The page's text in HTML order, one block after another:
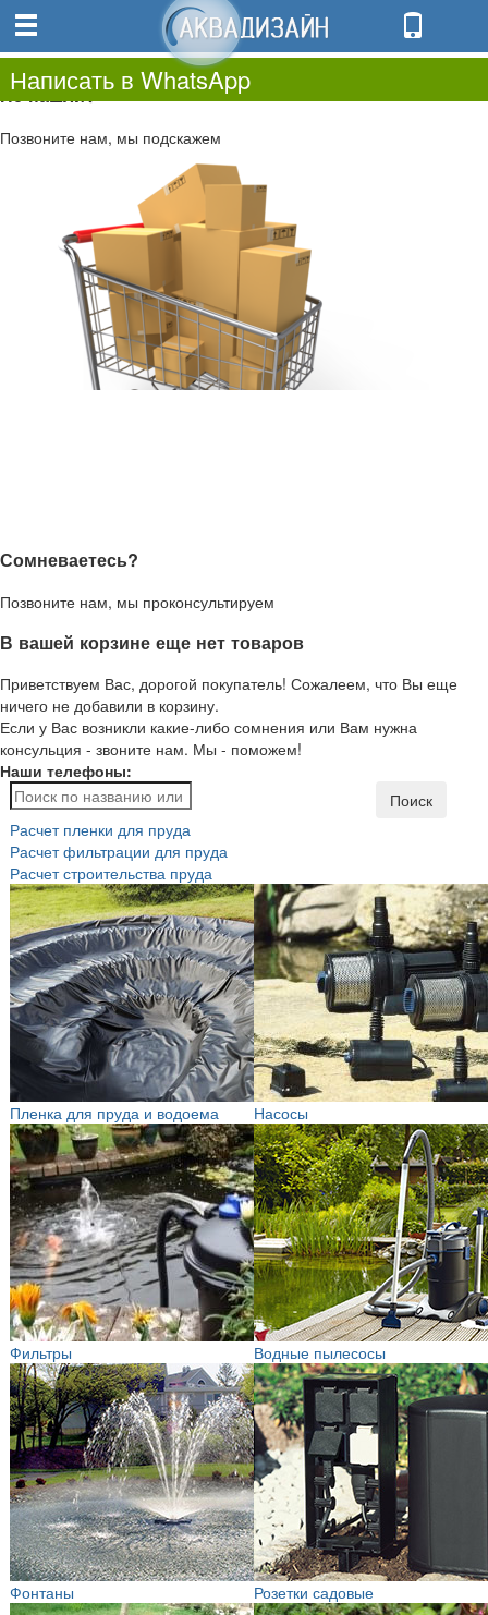
0.00
0
Не нашли?
Позвоните нам, мы подскажем
Сомневаетесь?
Позвоните нам, мы проконсультируем
В вашей корзине еще нет товаров
Приветствуем Вас, дорогой покупатель! Сожалеем, что Вы еще
ничего не добавили в корзину.
Если у Вас возникли какие-либо сомнения или Вам нужна
консульция - звоните нам. Мы - поможем!
Наши телефоны:
Написать в WhatsApp
Поиск
Расчет пленки для пруда
Расчет фильтрации для пруда
Расчет строительства пруда
Пленка для пруда и водоема Насосы
Фильтры Водные пылесосы
Фонтаны Розетки садовые